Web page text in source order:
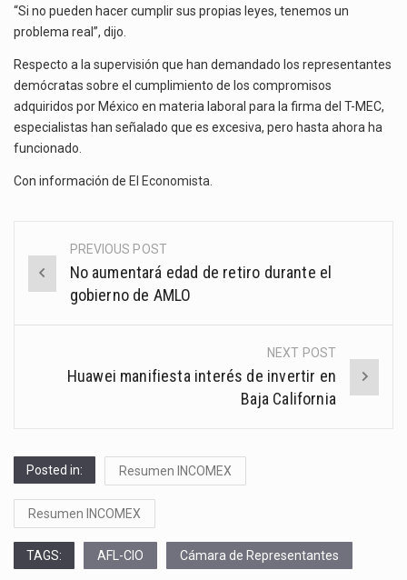
“Si no pueden hacer cumplir sus propias leyes, tenemos un
problema real”, dijo.
Respecto a la supervisión que han demandado los representantes
demócratas sobre el cumplimiento de los compromisos
adquiridos por México en materia laboral para la firma del T-MEC,
especialistas han señalado que es excesiva, pero hasta ahora ha
funcionado.
Con información de El Economista
Post
navigation
PREVIOUS POST
No aumentará edad de retiro durante el
gobierno de AMLO
NEXT POST
Huawei manifiesta interés de invertir en
Baja California
Posted in: Resumen INCOMEX
Resumen INCOMEX
TAGS: AFL-CIO Cámara de Representantes